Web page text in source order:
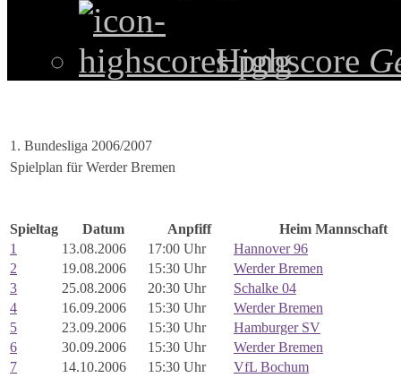
Highscore
1. Bundesliga 2006/2007
Spielplan für Werder Bremen
Spieltag Datum Anpfiff
Heim Mannschaft
1
13.08.2006 17:00 Uhr
Hannover 96
2
19.08.2006 15:30 Uhr
Werder Bremen
3
25.08.2006 20:30 Uhr
Schalke 04
4
16.09.2006 15:30 Uhr
Werder Bremen
5
23.09.2006 15:30 Uhr
Hamburger SV
6
30.09.2006 15:30 Uhr
Werder Bremen
7
14.10.2006 15:30 Uhr
VfL Bochum